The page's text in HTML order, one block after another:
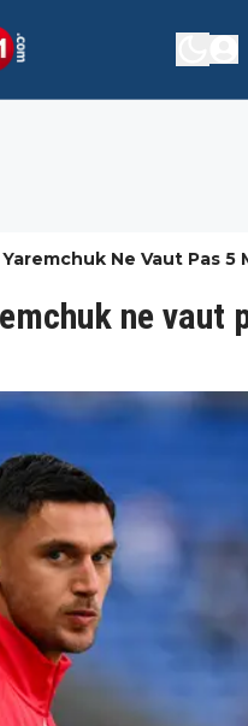
Ne Vaut Pas 5
ne vaut